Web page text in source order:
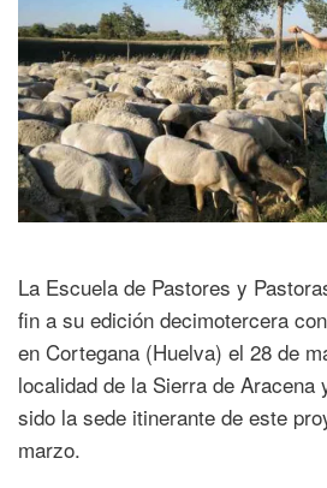
La Escuela de Pastores y
fin a su edición decimotercera
en Cortegana (Huelva) el 28 de
localidad de la Sierra de Aracena
sido la sede itinerante de este
marzo.